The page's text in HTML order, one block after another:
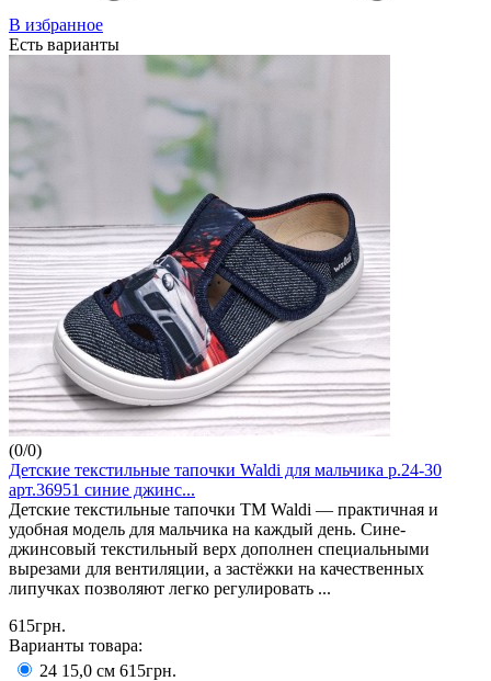
В избранное
Есть варианты
(0/0)
Детские текстильные тапочки Waldi для мальчика р.24-30
арт.36951 синие джинс...
Детские текстильные тапочки ТМ Waldi — практичная и
удобная модель для мальчика на каждый день. Сине-
джинсовый текстильный верх дополнен специальными
вырезами для вентиляции, а застёжки на качественных
липучках позволяют легко регулировать ...
615грн.
Варианты товара:
24 15,0 см 615грн.